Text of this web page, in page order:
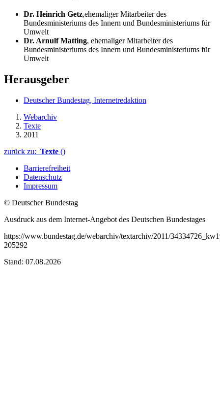
Dr. Heinrich Getz,ehemaliger Mitarbeiter des
Bundesministeriums des Innern und Bundesministeriums für
Umwelt
Dr. Arnulf Matting, ehemaliger Mitarbeiter des
Bundesministeriums des Innern und Bundesministeriums für
Umwelt
Herausgeber
Deutscher Bundestag, Internetredaktion
Webarchiv
Texte
2011
zurück zu: Texte ()
Barrierefreiheit
Datenschutz
Impressum
© Deutscher Bundestag
Ausdruck aus dem Internet-Angebot des Deutschen Bundestages
https://www.bundestag.de/webarchiv/textarchiv/2011/
205292
Stand: 07.08.2026